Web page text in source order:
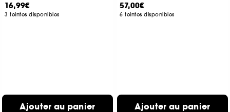
16,99€
3 teintes disponibles
Ajouter au panier
57,00€
6 teintes disponibles
Ajouter au panier